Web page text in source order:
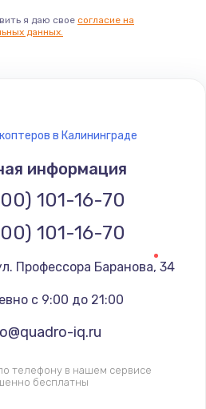
я даю свое согласие на
данных.
в Калининграде
информация
101-16-70
101-16-70
Профессора Баранова, 34
с 9:00 до 21:00
iq.ru
телефону в нашем сервисе
бесплатны